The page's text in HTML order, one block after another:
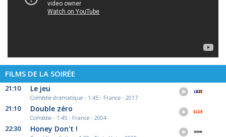
FILMS DE LA SOIRÉE
21:10 Le jeu
Comédie dramatique - 1:45 - France - 2017
21:10 Double zéro
Comédie - 1:45 - France - 2004
22:30 Honey Don't !